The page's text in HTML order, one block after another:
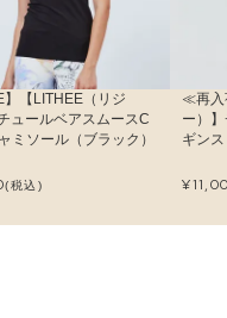
】【LITHEE（リジ
ュールベアスムースC
ミソール（ブラック）
(税込)
≪再入
ー）
ギン
¥